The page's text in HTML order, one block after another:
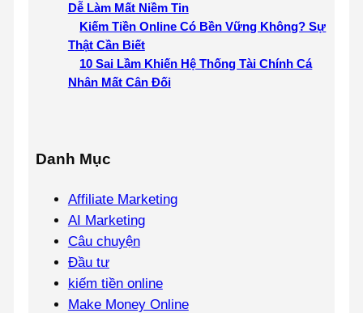
Dễ Làm Mất Niềm Tin
Kiếm Tiền Online Có Bền Vững Không? Sự
Thật Cần Biết
10 Sai Lầm Khiến Hệ Thống Tài Chính Cá
Nhân Mất Cân Đối
Danh Mục
Affiliate Marketing
AI Marketing
Câu chuyện
Đầu tư
kiếm tiền online
Make Money Online